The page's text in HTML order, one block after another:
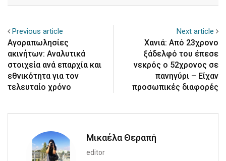
Previous article
Αγοραπωλησίες
ακινήτων: Αναλυτικά
στοιχεία ανά επαρχία και
εθνικότητα για τον
τελευταίο χρόνο
Next article
Χανιά: Από 23χρονο
ξάδελφό του έπεσε
νεκρός ο 52χρονος σε
πανηγύρι – Είχαν
προσωπικές διαφορές
Μικαέλα Θεραπή
editor